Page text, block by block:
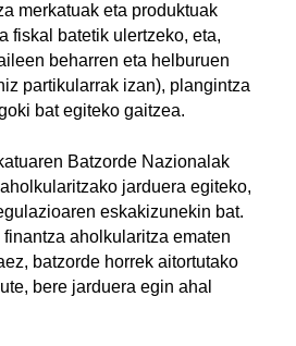
merkatuak eta produktuak
fiskal batetik ulertzeko, eta,
beharren eta helburuen
partikularrak izan), plangintza
bat egiteko gaitzea.
Batzorde Nazionalak
jarduera egiteko,
eskakizunekin bat.
aholkularitza ematen
batzorde horrek aitortutako
bere jarduera egin ahal